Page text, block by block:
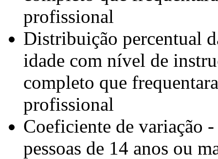
profissional
Distribuição percentual
idade com nível de
completo que
profissional
Coeficiente de variação
pessoas de 14 anos ou